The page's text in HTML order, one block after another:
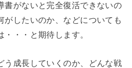
書がないと完全復活できないの
がしたいのか、などについても
・・と期待します。
う成長していくのか、どんな戦